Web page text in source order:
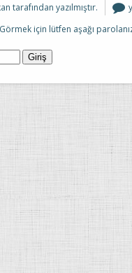
tarafından yazılmıştır.
için lütfen aşağı